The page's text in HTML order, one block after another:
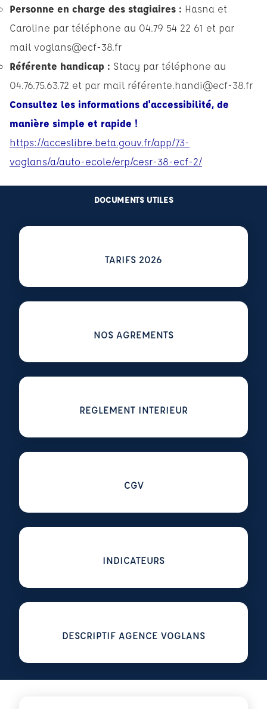
Personne en charge des stagiaires : Hasna et
Caroline par téléphone au 04.79 54 22 61 et par
mail voglans@ecf-38.fr
Référente handicap : Stacy par téléphone au
04.76.75.63.72 et par mail référente.handi@ecf-38.fr
Consultez les informations d'accessibilité, de
manière simple et rapide !
https://acceslibre.beta.gouv.fr/app/73-
voglans/a/auto-ecole/erp/cesr-38-ecf-2/
DOCUMENTS UTILES
TARIFS 2026
NOS AGREMENTS
REGLEMENT INTERIEUR
CGV
INDICATEURS
DESCRIPTIF AGENCE VOGLANS